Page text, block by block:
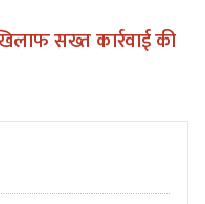
सख्त कार्रवाई की